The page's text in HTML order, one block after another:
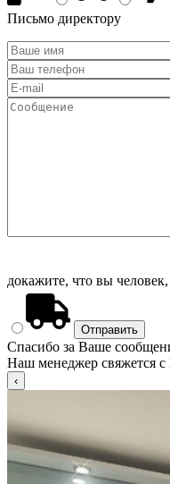
Письмо директору
докажите, что вы
Спасибо за Ваше
Наш менеджер свяжется